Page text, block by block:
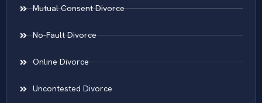
Mutual Consent Divorce
No-Fault Divorce
Online Divorce
Uncontested Divorce